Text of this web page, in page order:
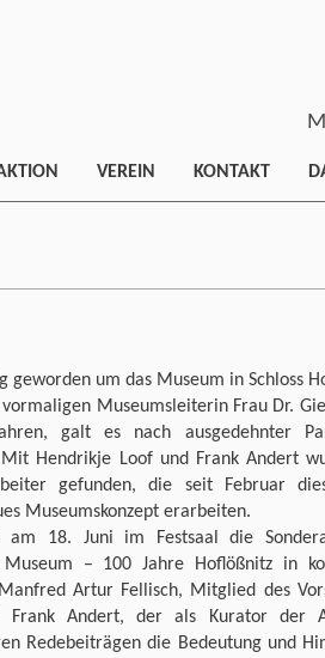
VEREIN KONTAKT
geworden um das Museum in Schloss
Museumsleiterin Frau Dr.
galt es nach ausgedehnter
Mit Hendrikje Loof und Frank Andert
gefunden, die seit Februar
Museumskonzept erarbeiten.
18. Juni im Festsaal die
– 100 Jahre Hoflößnitz in
Artur Fellisch, Mitglied des
Frank Andert, der als Kurator der
Redebeiträgen die Bedeutung und